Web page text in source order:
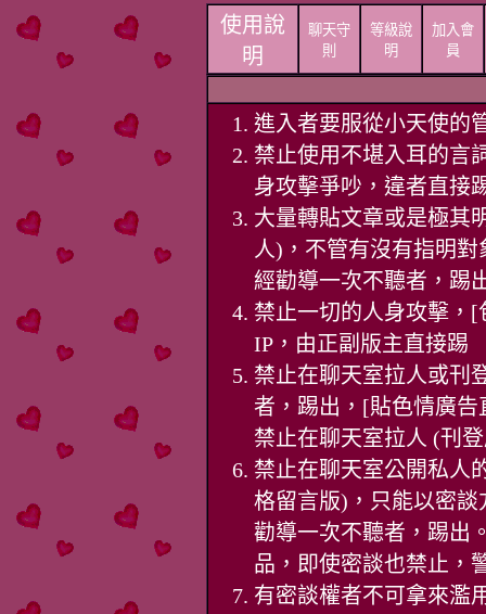
使用說
明
聊天守
則
等級說
明
加入會
員
進入者要服從小天使的
禁止使用不堪入耳的言
身攻擊爭吵，違者直接
大量轉貼文章或是極其
人)，不管有沒有指明
經勸導一次不聽者，踢
禁止一切的人身攻擊，
IP，由正副版主直接踢
禁止在聊天室拉人或刊
者，踢出，[貼色情廣
禁止在聊天室拉人 (刊
禁止在聊天室公開私人
格留言版)，只能以密
勸導一次不聽者，踢出
品，即使密談也禁止，
有密談權者不可拿來濫